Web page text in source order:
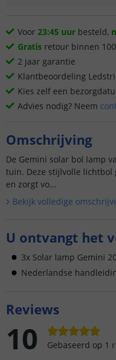
Voor 23:45 uur besteld,
Gratis retour binnen
2 jaar garantie
Klantbeoordeling
Kies zelf een
Advies nodig? Neem
Omschrijving
De Gemini solar bol lamp
tuin. Deze stijlvolle lichtbol
en zorgt vo...
Bekijk volledige
U ontvangt het
3x Solar lamp Gemini
Nederlandse
Reviews
10 Gebaseerd op 1